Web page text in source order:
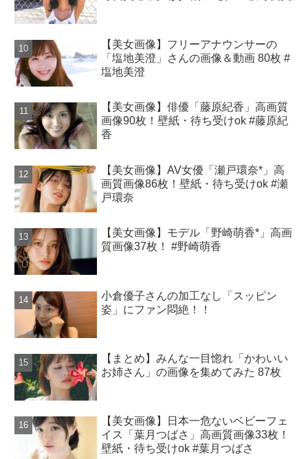
【美女画像】フリーアナウンサーの
「塩地美澄」さんの画像＆動画 80枚 #
塩地美澄
【美女画像】俳優「藤原紀香」高画質
画像90枚！壁紙・待ち受けok #藤原紀
香
【美女画像】AV女優「瀬戸環奈*」高
画質画像86枚！壁紙・待ち受けok #瀬
戸環奈
【美女画像】モデル「野崎萌香*」高画
質画像37枚！ #野崎萌香
小倉優子さんの加工なし「スッピン
姿」にファン悶絶！！
【まとめ】みんな一目惚れ「かわいい
お姉さん」の画像を集めてみた 87枚
【美女画像】日本一危ないベビーフェ
イス「葉月つばさ」高画質画像33枚！
壁紙・待ち受けok #葉月つばさ